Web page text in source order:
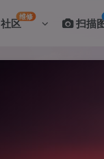
社区维修 扫描